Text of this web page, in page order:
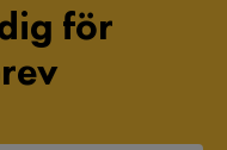
för